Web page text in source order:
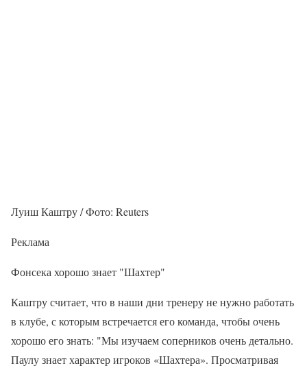
Луиш Каштру / Фото: Reuters
Реклама
Фонсека хорошо знает "Шахтер"
Каштру считает, что в наши дни тренеру не нужно работать
в клубе, с которым встречается его команда, чтобы очень
хорошо его знать: "Мы изучаем соперников очень детально.
Паулу знает характер игроков «Шахтера». Просматривая